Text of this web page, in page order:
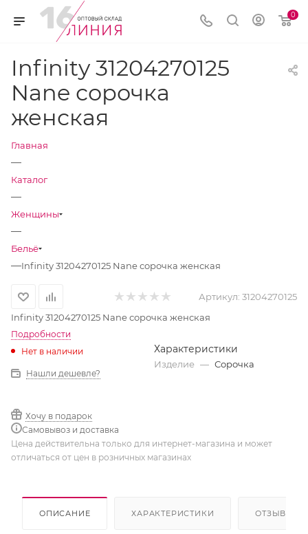
0
Infinity 31204270125
Nane сорочка
женская
Главная
—
Каталог
—
Женщины
—
Бельё
—Infinity 31204270125 Nane сорочка женская
Артикул: 31204270125
Infinity 31204270125 Nane сорочка женская
Подробности
Нет в наличии
Нашли дешевле?
Хочу в подарок
Самовывоз и доставка
Характеристики
Изделие — Сорочка
Цена действительна только для интернет-магазина и может
отличаться от цен в розничных магазинах
ОПИСАНИЕ ХАРАКТЕРИСТИКИ ОТЗЫВЫ